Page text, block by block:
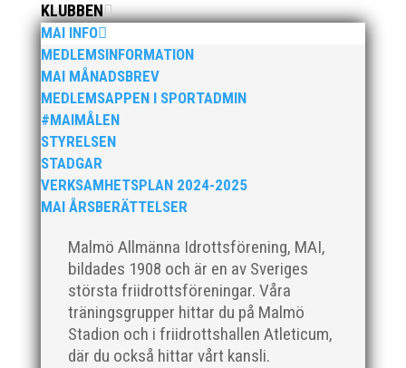
KLUBBEN
MAI INFO
MEDLEMSINFORMATION
MAI MÅNADSBREV
MEDLEMSAPPEN I SPORTADMIN
#MAIMÅLEN
STYRELSEN
STADGAR
VERKSAMHETSPLAN 2024-2025
MAI ÅRSBERÄTTELSER
Malmö Allmänna Idrottsförening, MAI,
bildades 1908 och är en av Sveriges
största friidrottsföreningar. Våra
träningsgrupper hittar du på Malmö
Stadion och i friidrottshallen Atleticum,
där du också hittar vårt kansli.
Som traditionen bjuder så var vi ett helt gäng löpare
från MAI RUNNERS som sprang det mysiga
Sylvesterloppet på självaste nyårsafton. Formen är
enkel, ett eller två varv runt Pildammsparken (2,7 km
respektive 5,4 kilometer), med tidtagning på de fem
främsta i varje...
Klubbchef – Malmö Allmänna Idrottsförening (MAI)
Vill du vara med och skapa glädje, gemenskap och